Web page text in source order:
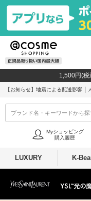
1,500円(
【お知らせ】 地震による配送影響
ブランド名・キーワードから探
Myショッピング
購入履歴
LUXURY K-